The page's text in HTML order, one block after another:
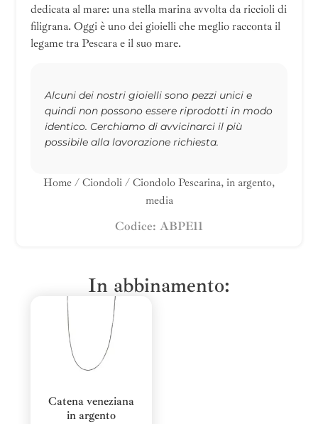
dedicata al mare: una stella marina avvolta da riccioli di
filigrana. Oggi è uno dei gioielli che meglio racconta il
legame tra Pescara e il suo mare.
Alcuni dei nostri gioielli sono pezzi unici e
quindi non possono essere riprodotti in modo
identico. Cerchiamo di avvicinarci il più
possibile alla lavorazione richiesta.
Home / Ciondoli / Ciondolo Pescarina, in argento,
media
Codice: ABPE11
In abbinamento:
Catena veneziana
in argento